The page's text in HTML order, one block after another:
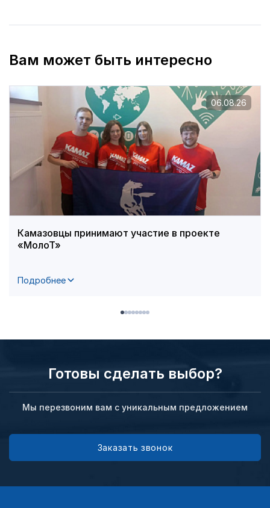
Вам может быть интересно
Камазовцы принимают участие в проекте
«МолоТ»
Подробнее
06.08.26
Готовы сделать выбор?
Мы перезвоним вам с уникальным предложением
Заказать звонок